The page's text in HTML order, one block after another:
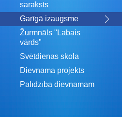
saraksts
Garīgā izaugsme
Žurmnāls "Labais
vārds"
Svētdienas skola
Dievnama projekts
Palīdzība dievnamam